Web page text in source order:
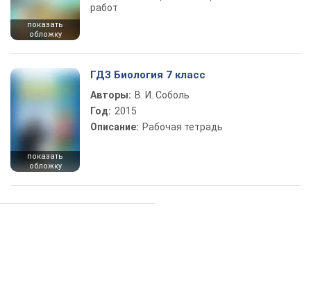
показать
обложку
работ
показать
обложку
ГДЗ Биология 7 класс
Авторы: В. И. Соболь
Год: 2015
Описание: Рабочая тетрадь